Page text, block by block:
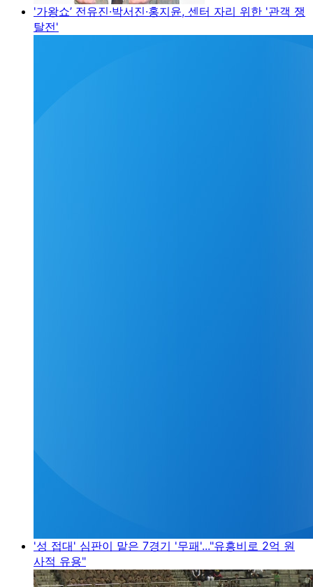
'가왕쇼’ 전유진·박서진·홍지윤, 센터 자리 위한 '관객 쟁
탈전'
'성 접대' 심판이 맡은 7경기 '무패'..."유흥비로 2억 원
사적 유용"